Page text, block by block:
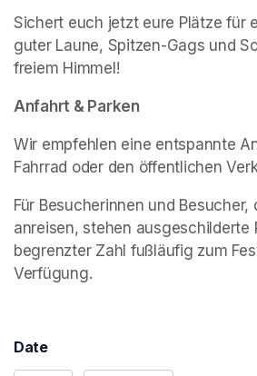
Sichert euch jetzt eure Plätze für
guter Laune, Spitzen-Gags und
freiem Himmel!
Anfahrt & Parken
Wir empfehlen eine entspannte
Fahrrad oder den öffentlichen
Für Besucherinnen und
anreisen, stehen ausgeschilderte
begrenzter Zahl fußläufig zum
Verfügung.
Date